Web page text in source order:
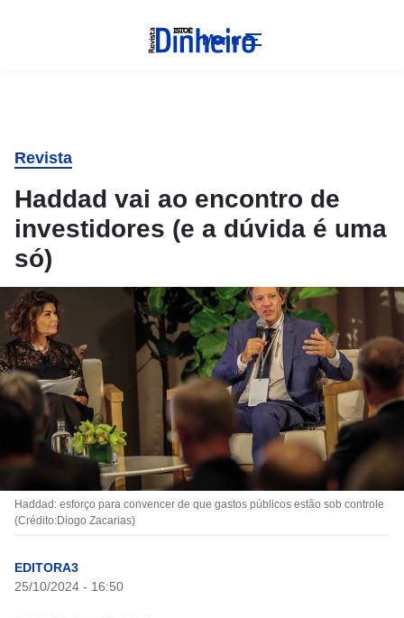
Menu
Revista
Haddad vai ao encontro de
investidores (e a dúvida é uma
só)
Haddad: esforço para convencer de que gastos públicos estão sob controle
(Crédito:Diogo Zacarias)
EDITORA3
25/10/2024 - 16:50